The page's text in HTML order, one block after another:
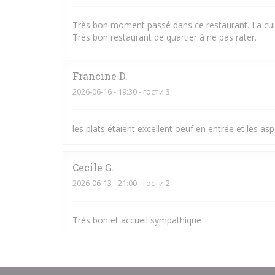
Très bon moment passé dans ce restaurant. La
Très bon restaurant de quartier à ne pas rater.
Francine D
2026-06-16- 19:30 - гости 3
les plats étaient excellent oeuf en entrée et les
Cecile G
2026-06-13 - 21:00 - гости 2
Très bon et accueil sympathique